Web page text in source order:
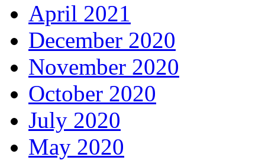
April 2021
December 2020
November 2020
October 2020
July 2020
May 2020